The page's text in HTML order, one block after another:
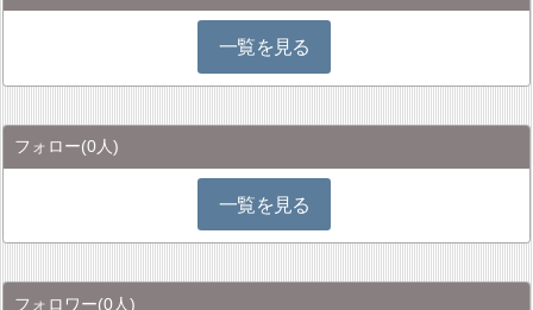
一覧を見る
フォロー(0人)
一覧を見る
フォロワー(0人)